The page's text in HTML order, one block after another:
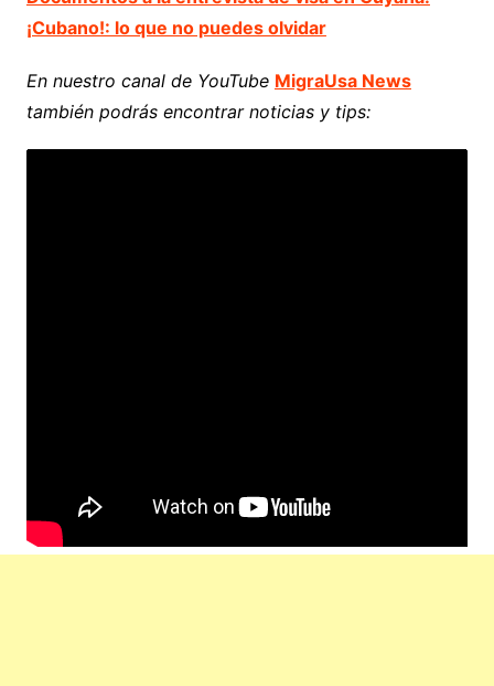
¡Cubano!: lo que no puedes olvidar
En nuestro canal de YouTube MigraUsa News
también podrás encontrar noticias y tips: